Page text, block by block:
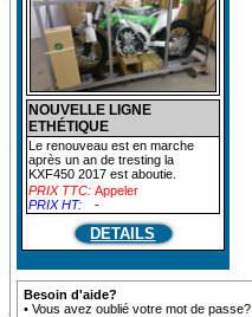
NOUVELLE LIGNE
ETHÉTIQUE
Le renouveau est en marche
après un an de tresting la
KXF450 2017 est aboutie.
PRIX TTC: Appeler
PRIX HT:
-
DETAILS
Besoin d'aide?
• Vous avez oublié votre mot de passe?